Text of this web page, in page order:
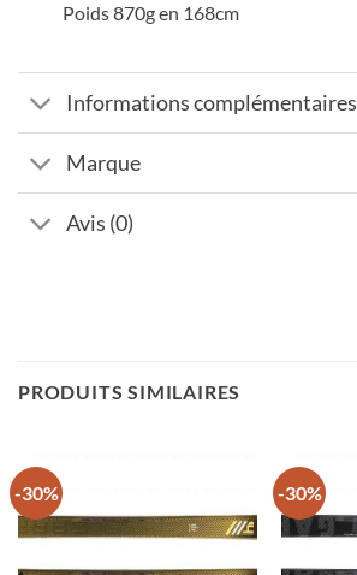
Poids 870g en 168cm
Informations complémentaires
Marque
Avis (0)
PRODUITS SIMILAIRES
-30% -30%